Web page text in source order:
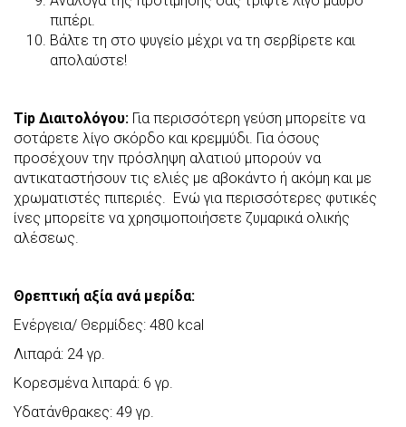
πιπέρι.
Βάλτε τη στο ψυγείο μέχρι να τη σερβίρετε και
απολαύστε!
Tip Διαιτολόγου: Για περισσότερη γεύση μπορείτε να
σοτάρετε λίγο σκόρδο και κρεμμύδι. Για όσους
προσέχουν την πρόσληψη αλατιού μπορούν να
αντικαταστήσουν τις ελιές με αβοκάντο ή ακόμη και με
χρωματιστές πιπεριές. Ενώ για περισσότερες φυτικές
ίνες μπορείτε να χρησιμοποιήσετε ζυμαρικά ολικής
αλέσεως.
Θρεπτική αξία ανά μερίδα:
Ενέργεια/ Θερμίδες: 480 kcal
Λιπαρά: 24 γρ.
Κορεσμένα λιπαρά: 6 γρ.
Υδατάνθρακες: 49 γρ.